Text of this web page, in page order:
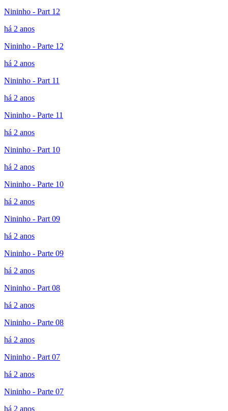
Nininho - Part 12
há 2 anos
Nininho - Parte 12
há 2 anos
Nininho - Part 11
há 2 anos
Nininho - Parte 11
há 2 anos
Nininho - Part 10
há 2 anos
Nininho - Parte 10
há 2 anos
Nininho - Part 09
há 2 anos
Nininho - Parte 09
há 2 anos
Nininho - Part 08
há 2 anos
Nininho - Parte 08
há 2 anos
Nininho - Part 07
há 2 anos
Nininho - Parte 07
há 2 anos